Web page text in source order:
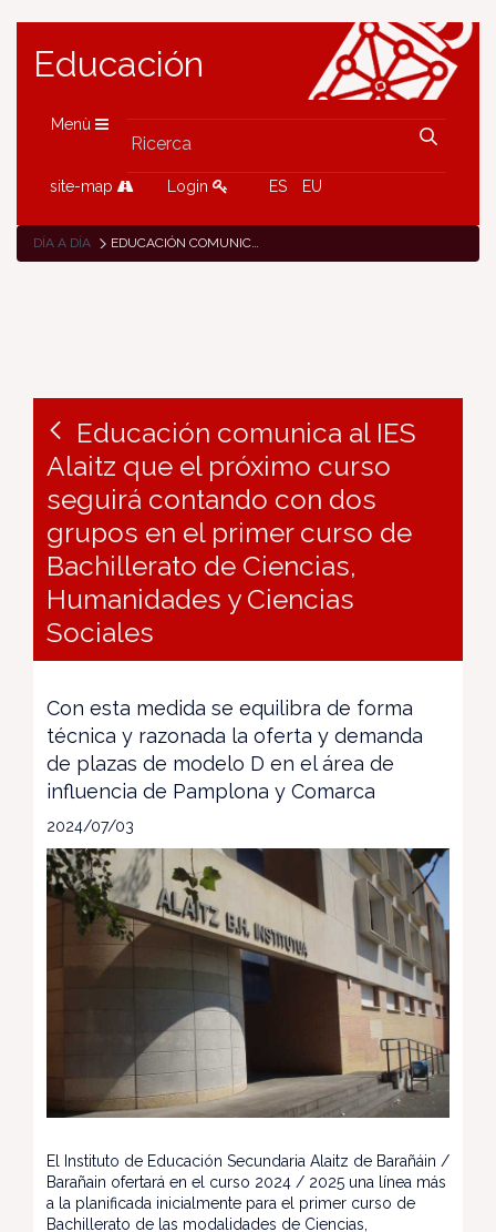
Educación
Menù
site-map Login ES EU
DÍA A DÍA EDUCACIÓN COMUNICA AL IES ALAITZ QUE EL PRÓXIMO CURSO SEGUIRÁ CONTANDO CON DOS GRUPOS EN EL PRIMER CURSO DE BACHILLERATO DE CIENCIAS, HUMANIDADES Y CIENCIAS SOCIALES
Educación comunica al IES
Alaitz que el próximo curso
seguirá contando con dos
grupos en el primer curso de
Bachillerato de Ciencias,
Humanidades y Ciencias
Sociales
Con esta medida se equilibra de forma
técnica y razonada la oferta y demanda
de plazas de modelo D en el área de
influencia de Pamplona y Comarca
2024/07/03
El Instituto de Educación Secundaria Alaitz de Barañáin /
Barañain ofertará en el curso 2024 / 2025 una línea más
a la planificada inicialmente para el primer curso de
Bachillerato de las modalidades de Ciencias,